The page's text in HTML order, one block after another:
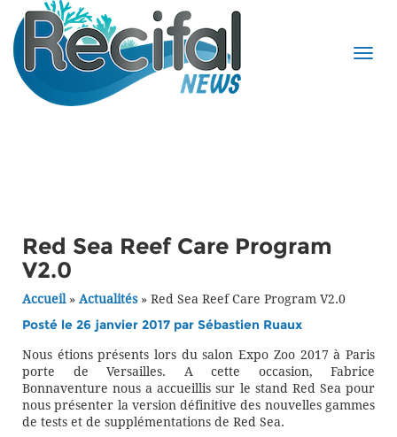
Red Sea Reef Care Program
V2.0
Accueil» Actualités» Red Sea Reef Care Program V2.0
Posté le 26 janvier 2017 par Sébastien Ruaux
Nous étions présents lors du salon Expo Zoo 2017 à Paris
porte de Versailles. A cette occasion, Fabrice
Bonnaventure nous a accueillis sur le stand Red Sea pour
nous présenter la version définitive des nouvelles gammes
de tests et de supplémentations de Red Sea.